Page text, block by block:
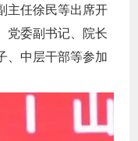
主任徐民等出席开
党委副书记、院长
、中层干部等参加